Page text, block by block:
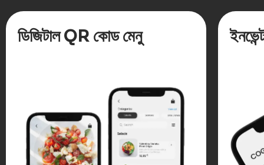
ডিজিটাল QR কোড মেনু